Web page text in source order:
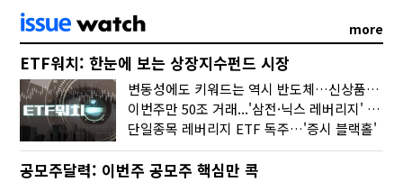
more
ETF워치: 한눈에 보는 상장지수펀드 시장
변동성에도 키워드는 역시 반도체…신상품은 우주·방산
이번주만 50조 거래...'삼전·닉스 레버리지' 수익률은 -30%
단일종목 레버리지 ETF 독주…'증시 블랙홀'
공모주달력: 이번주 공모주 핵심만 콕